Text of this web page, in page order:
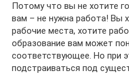
Потому что вы не хотите
вам – не нужна работа! Вы
рабочие места, хотите
образование вам может
соответствующее. Но при
подстраиваться под